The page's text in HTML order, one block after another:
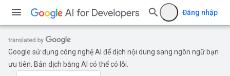
Đăng nhập
Google sử dụng công nghệ AI để dịch nội dung sang ngôn ngữ bạn
ưu tiên. Bản dịch bằng AI có thể có lỗi.